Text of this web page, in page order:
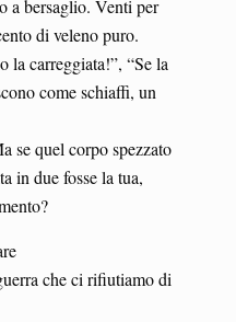
a bersaglio. Venti per
di veleno puro.
la carreggiata!”, “Se la
come schiaffi, un
se quel corpo spezzato
in due fosse la tua,
che ci rifiutiamo di